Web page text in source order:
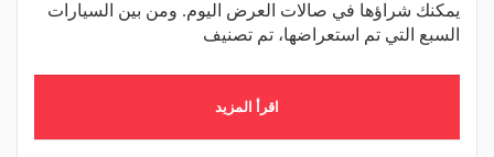
يمكنك شراؤها في صالات العرض اليوم. ومن بين السيارات
السبع التي تم استعراضها، تم تصنيف
اقرأ المزيد